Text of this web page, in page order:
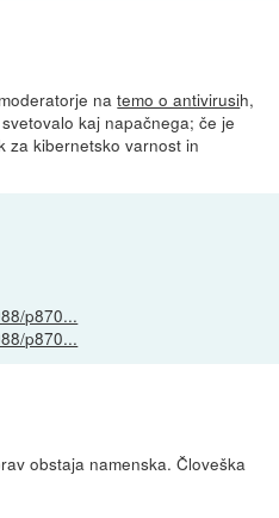
natemo o antivirusih,
kaj napačnega; če je
za kibernetsko varnost in
p870...
p870...
obstaja namenska. Človeška